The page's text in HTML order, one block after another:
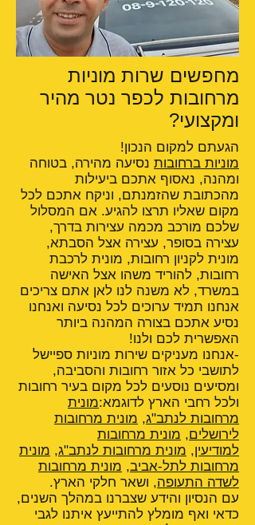
מחפשים שרות מוניות
מרחובות לכפר נטר מהיר
ומקצועי?
הגעתם למקום הנכון!
מוניות ברחובות נסיעה מהירה, בטוחה
ומהנה, נאסוף אתכם ביעילות
מהכתובת שהזמנתם, וניקח אתכם לכל
מקום שאליו תרצו להגיע. אם המסלול
שלכם מורכב מכמה עצירות בדרך,
עצירה בסופר, עצירה אצל הסבתא,
מונית לקניון רחובות, מונית לרכבת
רחובות, להוריד משהו אצל האישה
במשרד, לא משנה לנו לאן אתם צריכים
אנחנו תמיד ערוכים לכל נסיעה ואנחנו
נסיע אתכם בצורה המהנה ביותר
האפשרית לכם ולנו!
-אנחנו מעניקים שירות מוניות ספיישל
לתושבי כל אזור רחובות והסביבה,
ומסיעים נוסעים לכל מקום בעיר רחובות
ולכל רחבי הארץ לדוגמא:מונית
מרחובות לנתב"ג, מונית מרחובות
לירושלים, מונית מרחובות
למודיעין, מונית מרחובות לנתב"ג, מונית
מרחובות לתל-אביב, מונית מרחובות
לשדה התעופה, ושאר חלקי הארץ.
עם הנסיון והידע שצברנו במהלך השנים,
כדאי ואף מומלץ להתייעץ איתנו לגבי